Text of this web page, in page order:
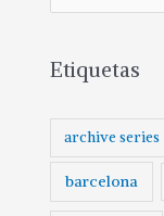
r
h
o
Etiquetas
archive series
barcelona